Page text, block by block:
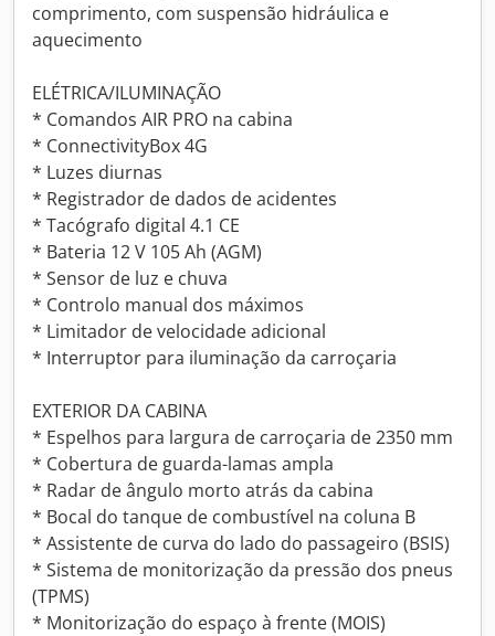
comprimento, com suspensão hidráulica e
aquecimento
ELÉTRICA/ILUMINAÇÃO
* Comandos AIR PRO na cabina
* ConnectivityBox 4G
* Luzes diurnas
* Registrador de dados de acidentes
* Tacógrafo digital 4.1 CE
* Bateria 12 V 105 Ah (AGM)
* Sensor de luz e chuva
* Controlo manual dos máximos
* Limitador de velocidade adicional
* Interruptor para iluminação da carroçaria
EXTERIOR DA CABINA
* Espelhos para largura de carroçaria de 2350 mm
* Cobertura de guarda-lamas ampla
* Radar de ângulo morto atrás da cabina
* Bocal do tanque de combustível na coluna B
* Assistente de curva do lado do passageiro (BSIS)
* Sistema de monitorização da pressão dos pneus
(TPMS)
* Monitorização do espaço à frente (MOIS)